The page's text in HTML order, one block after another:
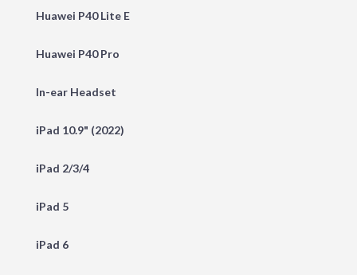
Huawei P40 Lite E
Huawei P40 Pro
In-ear Headset
iPad 10.9" (2022)
iPad 2/3/4
iPad 5
iPad 6